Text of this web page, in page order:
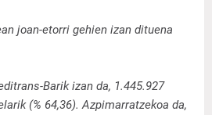
joan-etorri gehien izan dituena
Barik izan da, 1.445.927
(% 64,36). Azpimarratzekoa da,